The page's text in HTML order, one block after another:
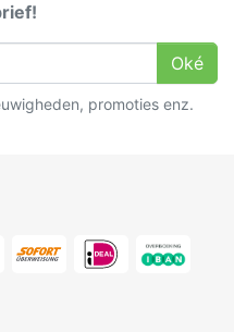
Oké
promoties enz.